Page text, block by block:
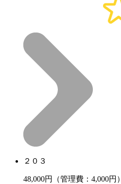
２０３
48,000円（管理費：4,000円）